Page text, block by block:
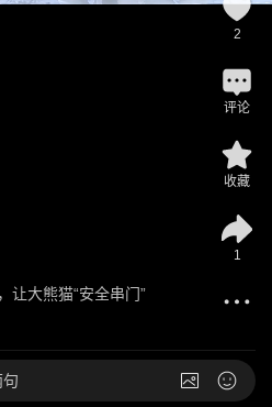
让大熊猫“安全串门”
2
评论
收藏
1